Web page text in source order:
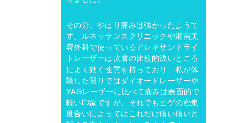
その分、やはり痛みは強かったようで
す。ルネッサンスクリニックや湘南美
容外科で使っているアレキサンドライ
トレーザーは皮膚の比較的浅いところ
によく効く性質を持っており、私が体
験した限りではダイオードレーザーや
YAGレーザーに比べて痛みは表面的で
軽い印象ですが、それでもヒゲの密集
度合いによってはこれだけ痛い痛いと